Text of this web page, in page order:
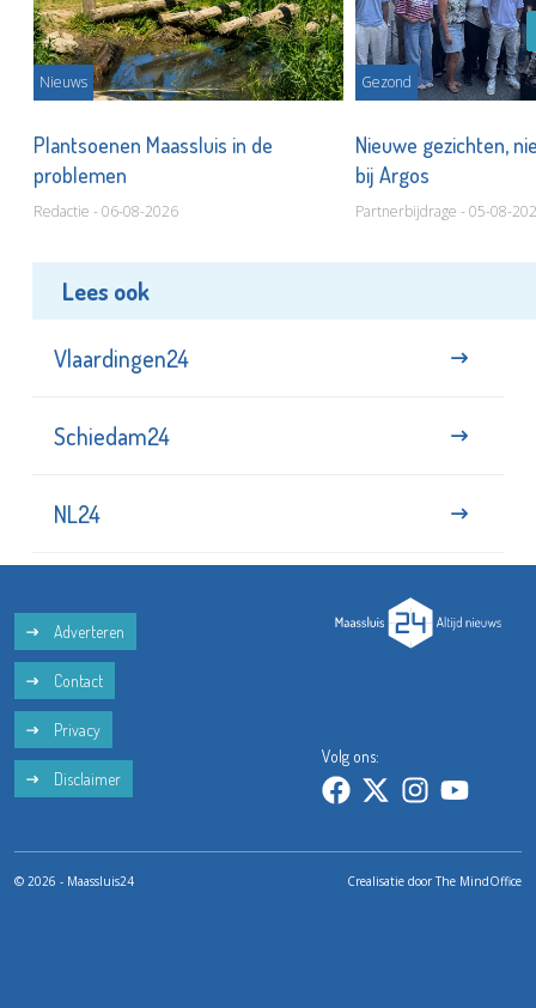
Nieuws
Plantsoenen Maassluis in de
problemen
Redactie - 06-08-2026
Gezond
Nieuwe gezichten,
bij Argos
Partnerbijdrage - 05-08-
Lees ook
Vlaardingen24
Schiedam24
NL24
Adverteren
Contact
Privacy
Disclaimer
Volg ons:
© 2026 - Maassluis24 Crealisatie doorThe MindOffice